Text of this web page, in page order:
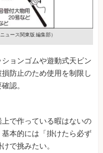
ュース関東版 編集部）
ョンゴムや遊動式天ビン
防止のため使用を制限し
認。
で作っている暇はないの
本的には「掛けたら必ず
で挑みたい。